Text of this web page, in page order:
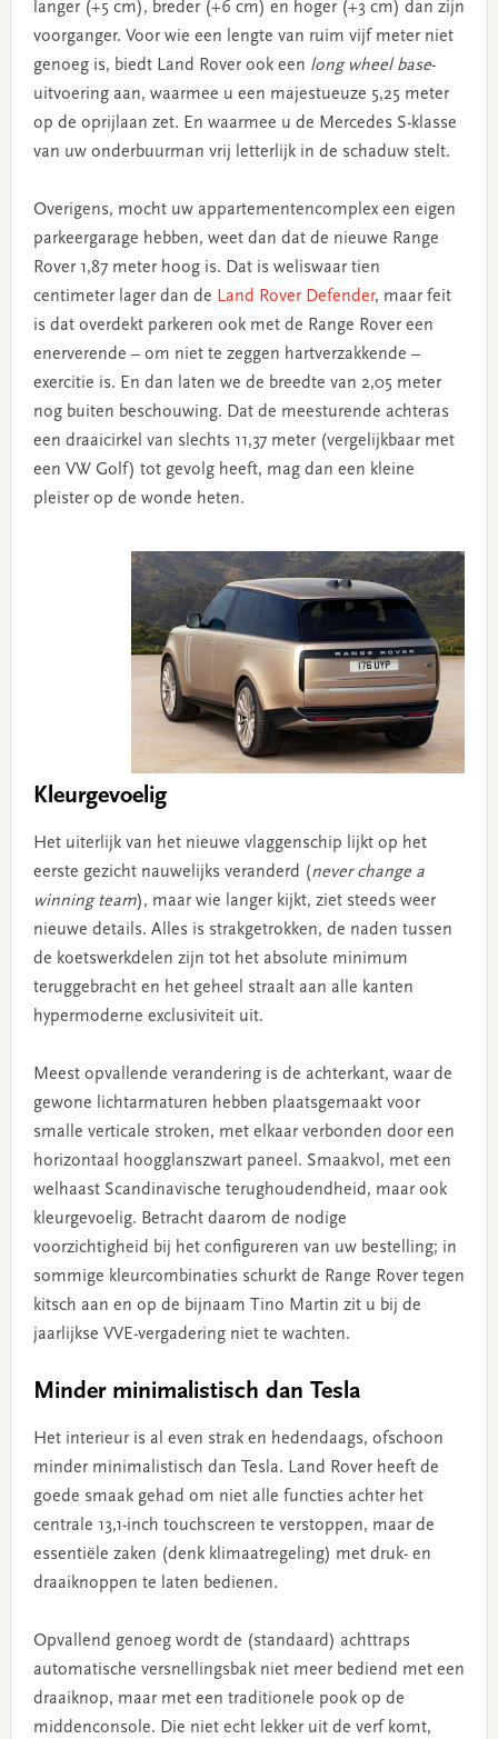
langer (+5 cm), breder (+6 cm) en hoger (+3 cm) dan zijn
voorganger. Voor wie een lengte van ruim vijf meter niet
genoeg is, biedt Land Rover ook een long wheel base-
uitvoering aan, waarmee u een majestueuze 5,25 meter
op de oprijlaan zet. En waarmee u de Mercedes S-klasse
van uw onderbuurman vrij letterlijk in de schaduw stelt.
Overigens, mocht uw appartementencomplex een eigen
parkeergarage hebben, weet dan dat de nieuwe Range
Rover 1,87 meter hoog is. Dat is weliswaar tien
centimeter lager dan de Land Rover Defender, maar feit
is dat overdekt parkeren ook met de Range Rover een
enerverende – om niet te zeggen hartverzakkende –
exercitie is. En dan laten we de breedte van 2,05 meter
nog buiten beschouwing. Dat de meesturende achteras
een draaicirkel van slechts 11,37 meter (vergelijkbaar met
een VW Golf) tot gevolg heeft, mag dan een kleine
pleister op de wonde heten.
Kleurgevoelig
Het uiterlijk van het nieuwe vlaggenschip lijkt op het
eerste gezicht nauwelijks veranderd (never change a
winning team), maar wie langer kijkt, ziet steeds weer
nieuwe details. Alles is strakgetrokken, de naden tussen
de koetswerkdelen zijn tot het absolute minimum
teruggebracht en het geheel straalt aan alle kanten
hypermoderne exclusiviteit uit.
Meest opvallende verandering is de achterkant, waar de
gewone lichtarmaturen hebben plaatsgemaakt voor
smalle verticale stroken, met elkaar verbonden door een
horizontaal hoogglanszwart paneel. Smaakvol, met een
welhaast Scandinavische terughoudendheid, maar ook
kleurgevoelig. Betracht daarom de nodige
voorzichtigheid bij het configureren van uw bestelling; in
sommige kleurcombinaties schurkt de Range Rover tegen
kitsch aan en op de bijnaam Tino Martin zit u bij de
jaarlijkse VVE-vergadering niet te wachten.
Minder minimalistisch dan Tesla
Het interieur is al even strak en hedendaags, ofschoon
minder minimalistisch dan Tesla. Land Rover heeft de
goede smaak gehad om niet alle functies achter het
centrale 13,1-inch touchscreen te verstoppen, maar de
essentiële zaken (denk klimaatregeling) met druk- en
draaiknoppen te laten bedienen.
Opvallend genoeg wordt de (standaard) achttraps
automatische versnellingsbak niet meer bediend met een
draaiknop, maar met een traditionele pook op de
middenconsole. Die niet echt lekker uit de verf komt,